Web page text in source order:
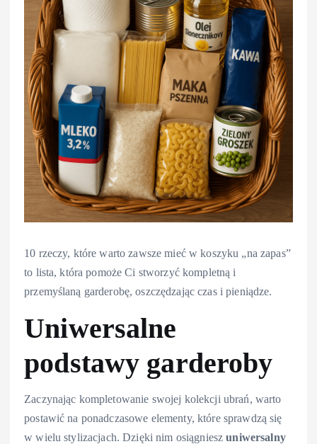
10 rzeczy, które warto zawsze mieć w koszyku „na zapas”
to lista, która pomoże Ci stworzyć kompletną i
przemyślaną garderobę, oszczędzając czas i pieniądze.
Uniwersalne
podstawy garderoby
Zaczynając kompletowanie swojej kolekcji ubrań, warto
postawić na ponadczasowe elementy, które sprawdzą się
w wielu stylizacjach. Dzięki nim osiągnieszuniwersalny